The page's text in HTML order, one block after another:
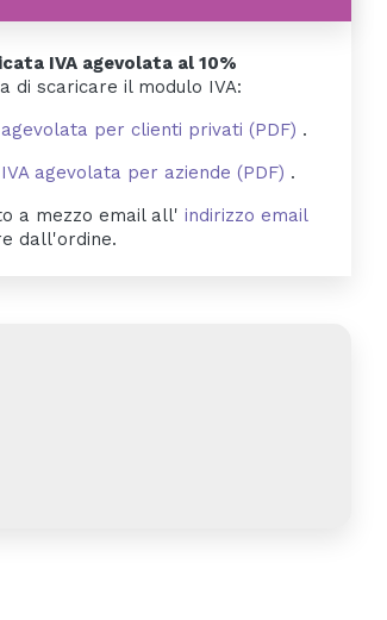
IVA agevolata al 10%
di scaricare il modulo IVA:
agevolata per clienti privati (PDF) .
agevolata per aziende (PDF) .
a mezzo email all' indirizzo email
dall'ordine.